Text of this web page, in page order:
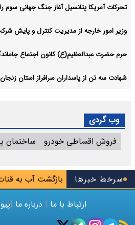
سرخط خبرها بازگشت آب به قنات پلمب شد
تحرکات آمریکا پتانسیل آغاز جنگ جهانی سوم
وزیر امور خارجه از مدیریت کنترل و پایش
حرم حضرت عبدالعظیم(ع) کانون اجتماع
شهادت سه تن از پاسداران سرافراز استان
وب گردی
فروش اقساطی خودرو
ساختمان
ارتباط با ما | درباره ما |